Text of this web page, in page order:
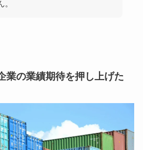
。
業の業績期待を押し上げた